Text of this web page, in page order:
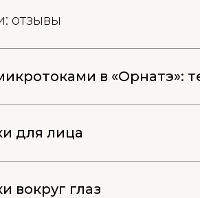
отзывы
в «Орнатэ»:
для лица
вокруг глаз